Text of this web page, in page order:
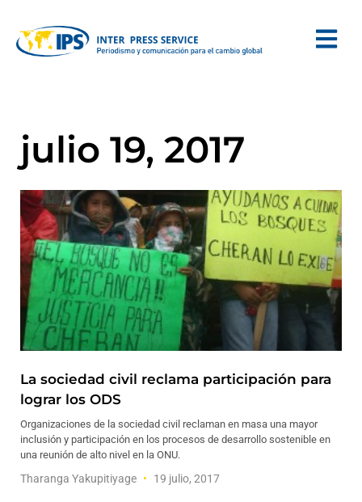
julio 19, 2017
La sociedad civil reclama participación para
lograr los ODS
Organizaciones de la sociedad civil reclaman en masa una mayor
inclusión y participación en los procesos de desarrollo sostenible en
una reunión de alto nivel en la ONU.
Tharanga Yakupitiyage 19 julio, 2017